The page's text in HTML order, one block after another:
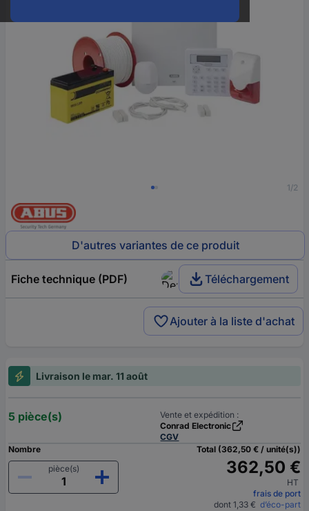
1/2
D'autres variantes de ce produit
Fiche technique (PDF) Téléchargement
Ajouter à la liste d'achat
Livraison le mar. 11 août
5 pièce(s)
Vente et expédition :
Conrad Electronic
CGV
Nombre
pièce(s)
Total (362,50 € / unité(s))
362,50 €
HT
frais de port
dont 1,33 € d’éco-part